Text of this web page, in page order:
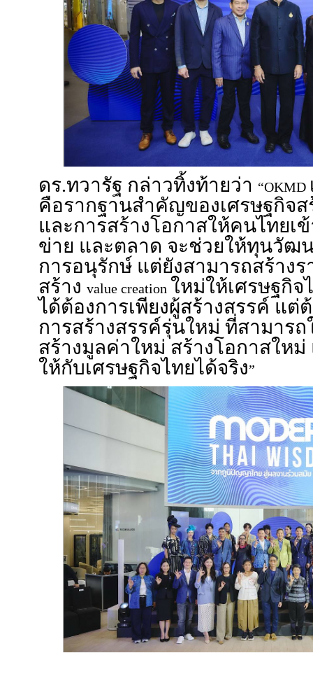
ดร.ทวารัฐ กล่าวทิ้งท้ายว่า “OKMD
คือรากฐานสำคัญของเศรษฐกิจส
และการสร้างโอกาสให้คนไทยเ
ข่าย และตลาด จะช่วยให้ทุนวัฒ
การอนุรักษ์ แต่ยังสามารถสร้าง
สร้าง value creation ใหม่ให้เศรษฐกิจ
ได้ต้องการเพียงผู้สร้างสรรค์ แต่
การสร้างสรรค์รุ่นใหม่ ที่สามาร
สร้างมูลค่าใหม่ สร้างโอกาสให
ให้กับเศรษฐกิจไทยได้จริง”